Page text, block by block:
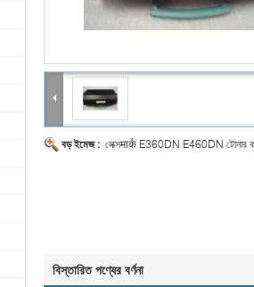
বড় ইমেজ : লেক্সमार्क E360DN E460DN টোনার
বিস্তারিত পণ্যের বর্ণনা